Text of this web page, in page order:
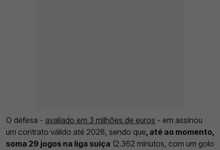
O defesa - avaliado em 3 milhões de euros - em assinou
um contrato válido até 2028, sendo que, até ao momento,
soma 29 jogos na liga suíça (2.362 minutos, com um golo